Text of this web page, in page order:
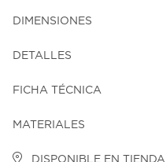
DIMENSIONES
DETALLES
FICHA TÉCNICA
MATERIALES